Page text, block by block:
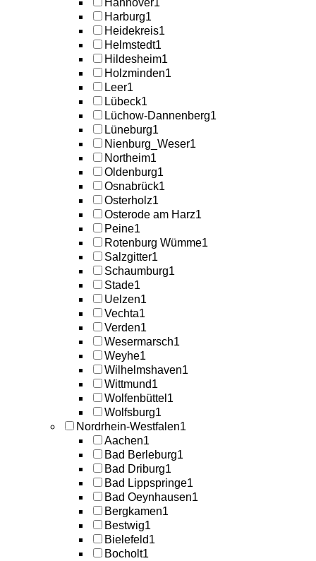
Hannover1
Harburg1
Heidekreis1
Helmstedt1
Hildesheim1
Holzminden1
Leer1
Lübeck1
Lüchow-Dannenberg1
Lüneburg1
Nienburg_Weser1
Northeim1
Oldenburg1
Osnabrück1
Osterholz1
Osterode am Harz1
Peine1
Rotenburg Wümme1
Salzgitter1
Schaumburg1
Stade1
Uelzen1
Vechta1
Verden1
Wesermarsch1
Weyhe1
Wilhelmshaven1
Wittmund1
Wolfenbüttel 1
Wolfsburg1
Nordrhein-Westfalen1
Aachen1
Bad Berleburg1
Bad Driburg1
Bad Lippspringe1
Bad Oeynhausen1
Bergkamen1
Bestwig1
Bielefeld1
Bocholt1